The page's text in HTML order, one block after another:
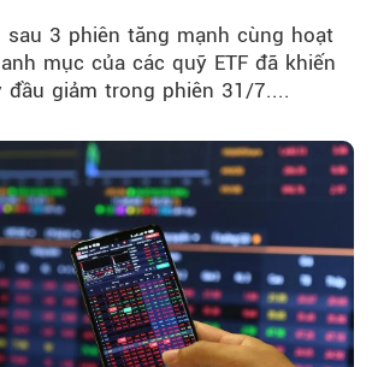
9 điểm trong phiên cuối...
3 phiên tăng mạnh cùng hoạt
mục của các quỹ ETF đã khiến
đầu giảm trong phiên 31/7....